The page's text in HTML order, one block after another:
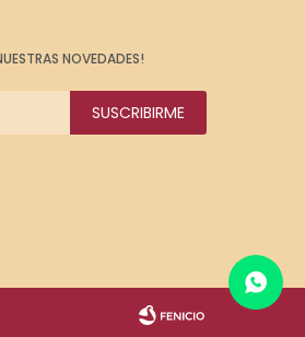
NOVEDADES!
SUSCRIBIRME